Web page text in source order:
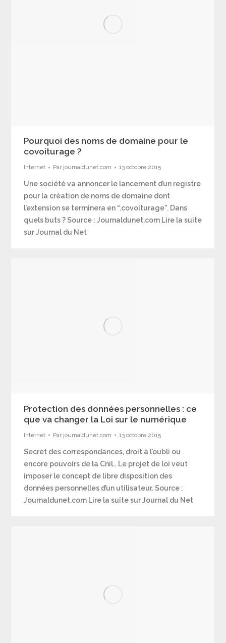
Pourquoi des noms de domaine pour le
covoiturage ?
Internet Par journaldunet.com 13 octobre 2015
Une société va annoncer le lancement d’un registre
pour la création de noms de domaine dont
l’extension se terminera en “.covoiturage”. Dans
quels buts ? Source : Journaldunet.com Lire la suite
sur Journal du Net
Protection des données personnelles : ce
que va changer la Loi sur le numérique
Internet Par journaldunet.com 13 octobre 2015
Secret des correspondances, droit à l’oubli ou
encore pouvoirs de la Cnil… Le projet de loi veut
imposer le concept de libre disposition des
données personnelles d’un utilisateur. Source :
Journaldunet.com Lire la suite sur Journal du Net